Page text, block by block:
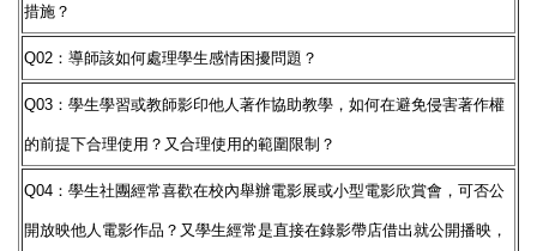
措施？
Q02：導師該如何處理學生感情困擾問題？
Q03：學生學習或教師影印他人著作協助教學，如何在避免侵害著作權
的前提下合理使用？又合理使用的範圍限制？
Q04：學生社團經常喜歡在校內舉辦電影展或小型電影欣賞會，可否公
開放映他人電影作品？又學生經常是直接在錄影帶店借出就公開播映，